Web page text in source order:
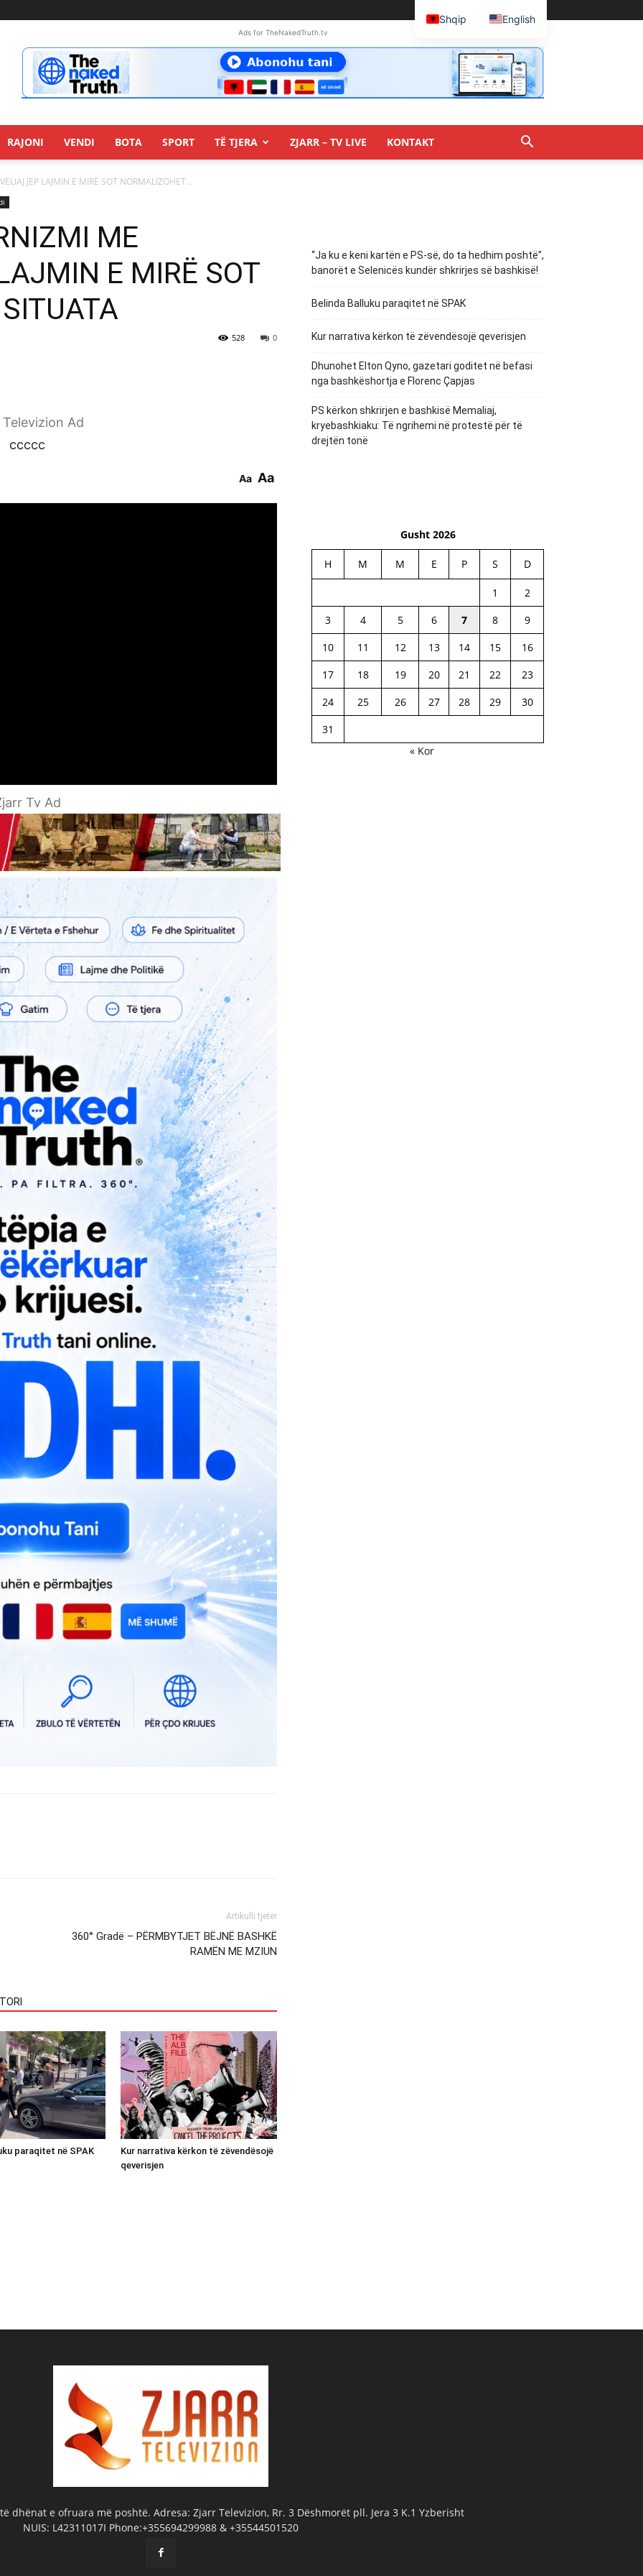
Ads for TheNakedTruth.tv
RAJONI VENDI BOTA SPORT TË TJERA ZJARR – TV LIVE KONTAKT
JEP LAJMIN E MIRË SOT NORMALIZOHET...
ME
E MIRË SOT
0
528
Ad
ccccc
Aa Aa
Tv Ad
Artikulli tjetër
360° Gradë – PËRMBYTJET BËJNË BASHKË
RAMËN ME MZIUN
paraqitet në SPAK
Kur narrativa kërkon të zëvendësojë
qeverisjen
“Ja ku e keni kartën e PS-së, do ta hedhim poshtë”,
banorët e Selenicës kundër shkrirjes së bashkisë!
Belinda Balluku paraqitet në SPAK
Kur narrativa kërkon të zëvendësojë qeverisjen
Dhunohet Elton Qyno, gazetari goditet në befasi
nga bashkëshortja e Florenc Çapjas
PS kërkon shkrirjen e bashkisë Memaliaj,
kryebashkiaku: Të ngrihemi në protestë për të
drejtën tonë
Gusht 2026
H M M E P S D
1
2
3
4 5 6 7 8
9
10
11 12 13 14 15
16
17
18 19 20 21 22
23
24
25 26 27 28 29
30
31
« Kor
dhënat e ofruara më poshtë. Adresa: Zjarr Televizion, Rr. 3 Dëshmorët pll. Jera 3 K.1 Yzberisht
NUIS: L42311017I Phone:+355694299988 & +35544501520
Shqip English